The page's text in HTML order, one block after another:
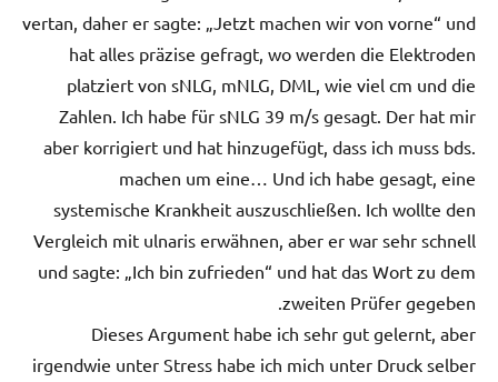
vertan, daher er sagte: „Jetzt machen wir von vorne“ und
hat alles präzise gefragt, wo werden die Elektroden
platziert von sNLG, mNLG, DML, wie viel cm und die
Zahlen. Ich habe für sNLG 39 m/s gesagt. Der hat mir
aber korrigiert und hat hinzugefügt, dass ich muss bds.
machen um eine… Und ich habe gesagt, eine
systemische Krankheit auszuschließen. Ich wollte den
Vergleich mit ulnaris erwähnen, aber er war sehr schnell
und sagte: „Ich bin zufrieden“ und hat das Wort zu dem
zweiten Prüfer gegeben.
Dieses Argument habe ich sehr gut gelernt, aber
irgendwie unter Stress habe ich mich unter Druck selber